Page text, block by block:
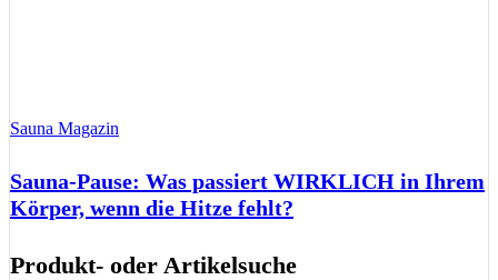
Sauna Magazin
Sauna-Pause: Was passiert WIRKLICH in Ihrem
Körper, wenn die Hitze fehlt?
Produkt- oder Artikelsuche